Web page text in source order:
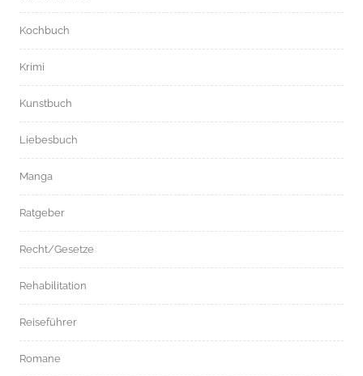
Kochbuch
Krimi
Kunstbuch
Liebesbuch
Manga
Ratgeber
Recht/Gesetze
Rehabilitation
Reiseführer
Romane